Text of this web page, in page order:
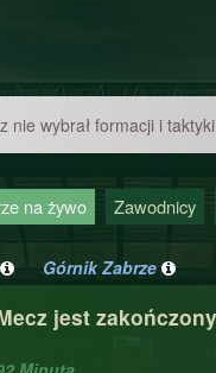
nie wybrał formacji i
na żywo Zawodnicy
Górnik Zabrze
jest